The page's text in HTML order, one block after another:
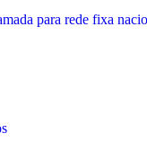
para rede fixa